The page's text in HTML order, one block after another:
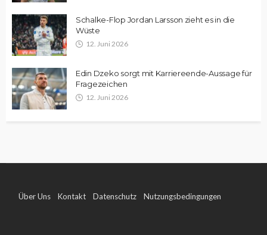
Schalke-Flop Jordan Larsson zieht es in die
Wüste
12. Juni 2026
Edin Dzeko sorgt mit Karriereende-Aussage für
Fragezeichen
12. Juni 2026
Über Uns Kontakt Datenschutz Nutzungsbedingungen